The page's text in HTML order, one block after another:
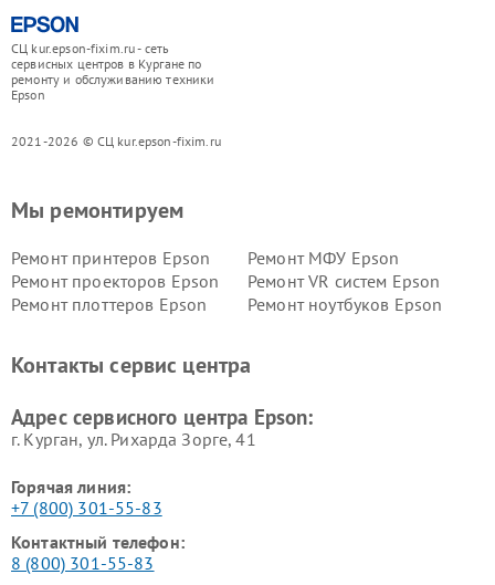
СЦ kur.epson-fixim.ru - сеть
сервисных центров в Кургане по
ремонту и обслуживанию техники
Epson
2021-2026 © СЦ kur.epson-fixim.ru
Мы ремонтируем
Ремонт принтеров Epson
Ремонт МФУ Epson
Ремонт проекторов Epson
Ремонт VR систем Epson
Ремонт плоттеров Epson
Ремонт ноутбуков Epson
Контакты сервис центра
Адрес сервисного центра Epson:
г. Курган, ул. Рихарда Зорге, 41
Горячая линия:
+7 (800) 301-55-83
Контактный телефон:
8 (800) 301-55-83